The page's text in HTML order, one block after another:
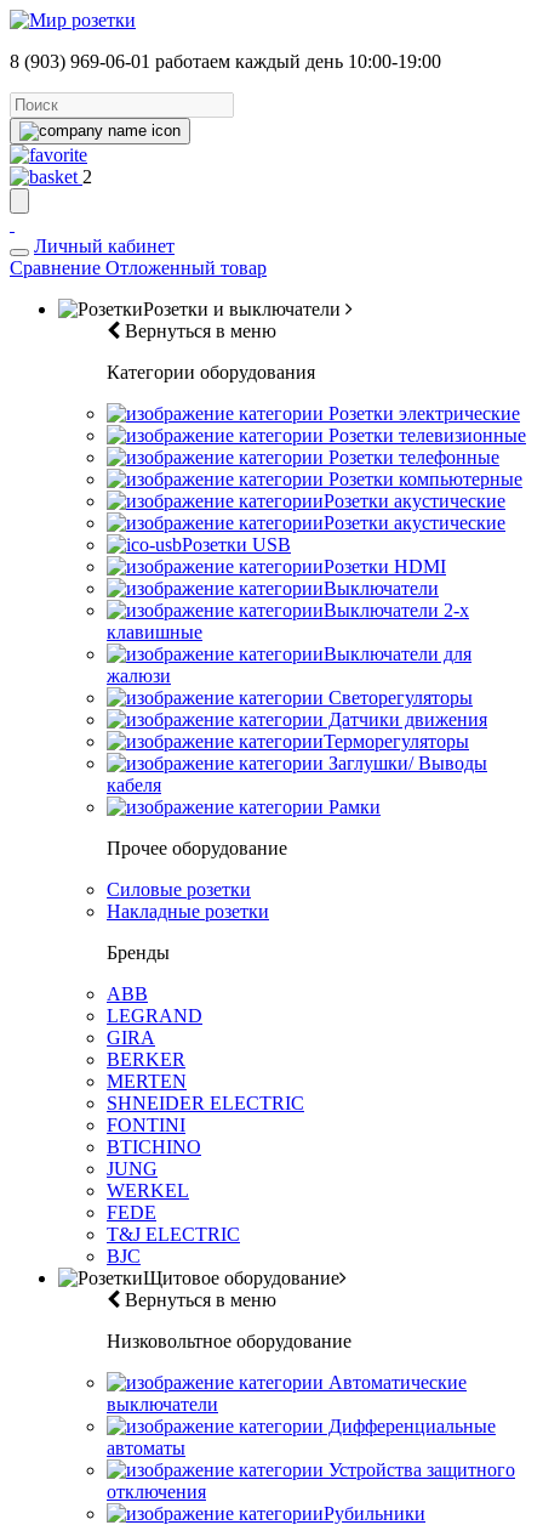
8 (903) 969-06-01 работаем каждый день 10:00-19:00
2
Личный кабинет
Сравнение Отложенный товар
Розетки и выключатели
Вернуться в меню
Категории оборудования
Розетки электрические
Розетки телевизионные
Розетки телефонные
Розетки компьютерные
Розетки акустические
Розетки акустические
Розетки USB
Розетки HDMI
Выключатели
Выключатели 2-х
клавишные
Выключатели для
жалюзи
Светорегуляторы
Датчики движения
Терморегуляторы
Заглушки/ Выводы
кабеля
Рамки
Прочее оборудование
Силовые розетки
Накладные розетки
Бренды
ABB
LEGRAND
GIRA
BERKER
MERTEN
SHNEIDER ELECTRIC
FONTINI
BTICHINO
JUNG
WERKEL
FEDE
T&J ELECTRIC
BJC
Щитовое оборудование
Вернуться в меню
Низковольтное оборудование
Автоматические
выключатели
Дифференциальные
автоматы
Устройства защитного
отключения
Рубильники